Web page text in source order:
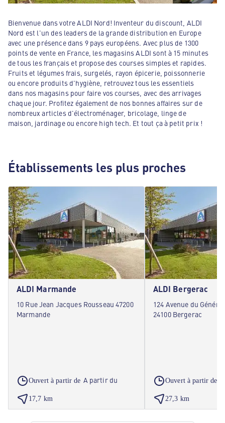
Bienvenue dans votre ALDI Nord! Inventeur du discount, ALDI
Nord est l'un des leaders de la grande distribution en Europe
avec une présence dans 9 pays européens. Avec plus de 1300
points de vente en France, les magasins ALDI sont à 15 minutes
de tous les français et propose des courses simples et rapides.
Fruits et légumes frais, surgelés, rayon épicerie, poissonnerie
ou encore produits d'hygiène, retrouvez tous les essentiels
dans nos magasins pour faire vos courses, avec des arrivages
chaque jour. Profitez également de nos bonnes affaires sur de
nombreux articles d'électroménager, bricolage, linge de
maison, jardinage ou encore high tech. Et tout ça à petit prix !
Établissements les plus proches
ALDI Marmande
10 Rue Jean Jacques Rousseau 47200
Marmande
Ouvert à partir de A partir du
17,7 km
ALDI Bergerac
124 Avenue du
24100 Bergerac
Ouvert à partir de
27,3 km